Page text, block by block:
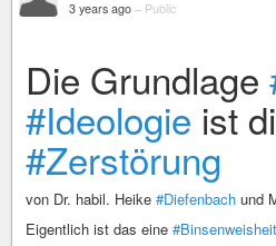
3 years ago – Public
Die Grundlage
#Ideologie ist
#Zerstörung
von Dr. habil. Heike #Diefenbach und
Eigentlich ist das eine #Binsenweisheit